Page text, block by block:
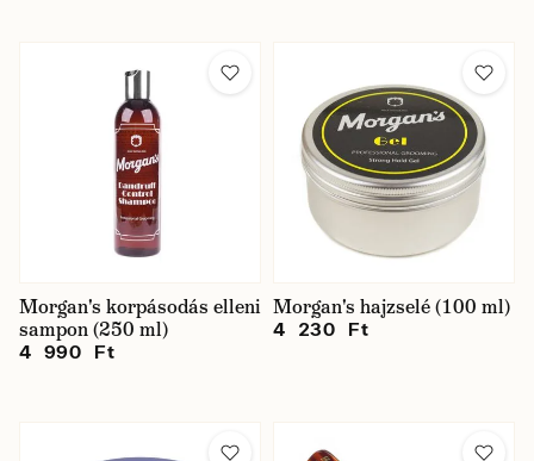
Morgan's korpásodás elleni
sampon (250 ml)
4 990 Ft
Morgan's hajzselé (100 ml)
4 230 Ft